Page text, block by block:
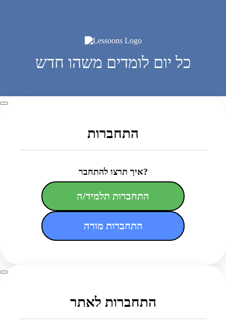
כל יום לומדים משהו חדש
התחברות
איך תרצו להתחבר?
התחברות תלמיד/ה
התחברות מורה
התחברות לאתר